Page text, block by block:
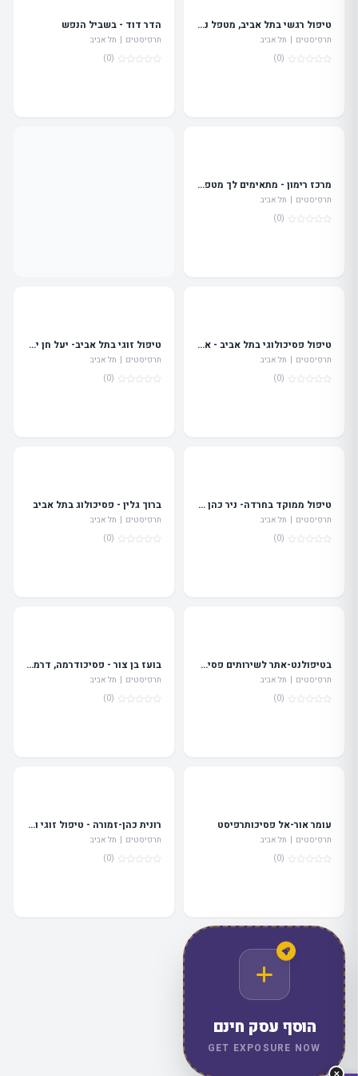
מהמחפשים
טיפול רגשי בתל אביב, מטפל נפשי בחרדות ובדיכאון - גדי יסעור
תרפיסטים | תל אביב
(0)
הדר דוד - בשביל הנפש
תרפיסטים | תל אביב
(0)
מרכז רימון - מתאימים לך מטפלים מומלצים (תל אביב)
תרפיסטים | תל אביב
(0)
טיפול פסיכולוגי בתל אביב - אורן עמירה קזז
תרפיסטים | תל אביב
(0)
טיפול זוגי בתל אביב- יעל חן ימיני
תרפיסטים | תל אביב
(0)
טיפול ממוקד בחרדה- ניר כהן ארזי פסיכולוג רפואי מומחה
תרפיסטים | תל אביב
(0)
ברוך גלין - פסיכולוג בתל אביב
תרפיסטים | תל אביב
(0)
בטיפולנט-אתר לשירותים פסיכולוגיים בישראל
תרפיסטים | תל אביב
(0)
בועז בן צור - פסיכודרמה, דרמה תרפיה - טיפול אישי, קבוצתי וסדנאות
תרפיסטים | תל אביב
(0)
עומר אור-אל פסיכותרפיסט
תרפיסטים | תל אביב
(0)
רונית כהן-זמורה - טיפול זוגי ומשפחתי
תרפיסטים | תל אביב
(0)
הוסף עסק חינם
GET EXPOSURE NOW
✕